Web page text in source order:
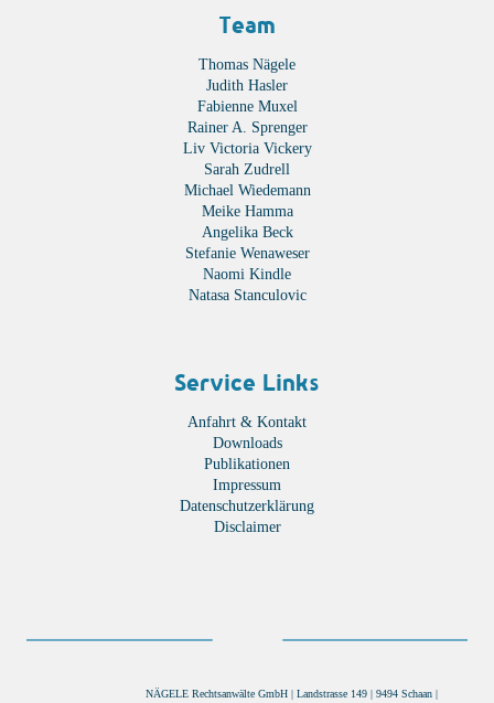
Team
Thomas Nägele
Judith Hasler
Fabienne Muxel
Rainer A. Sprenger
Liv Victoria Vickery
Sarah Zudrell
Michael Wiedemann
Meike Hamma
Angelika Beck
Stefanie Wenaweser
Naomi Kindle
Natasa Stanculovic
Service Links
Anfahrt & Kontakt
Downloads
Publikationen
Impressum
Datenschutzerklärung
Disclaimer
NÄGELE Rechtsanwälte GmbH | Landstrasse 149 | 9494 Schaan |